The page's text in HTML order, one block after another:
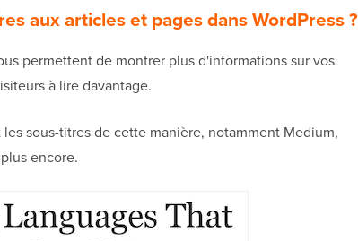
aux articles et pages dans WordPress ?
permettent de montrer plus d'informations sur vos
à lire davantage.
sous-titres de cette manière, notamment Medium,
encore.